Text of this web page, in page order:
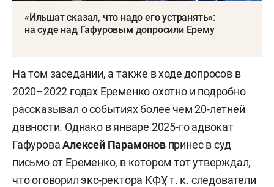
«Ильшат сказал, что надо его устранять»:
на суде над Гафуровым допросили Ерему
На том заседании, а также в ходе допросов в
2020–2022 годах Еременко охотно и подробно
рассказывал о событиях более чем 20-летней
давности. Однако в январе 2025-го адвокат
ГафуроваАлексей Парамоновпринес в суд
письмо от Еременко, в котором тот утверждал,
что оговорил экс-ректора КФУ, т. к. следователи